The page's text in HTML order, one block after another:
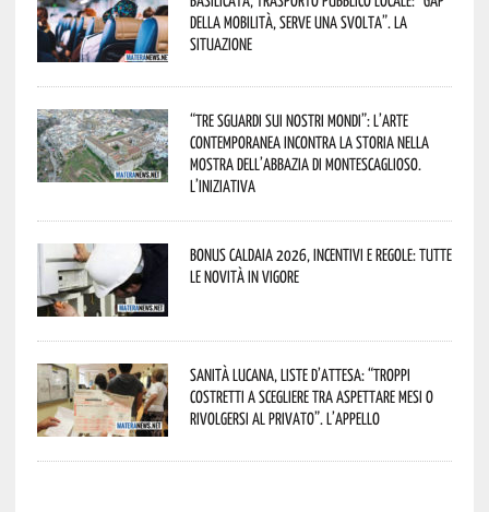
della mobilità, serve una svolta”. La
situazione
“Tre Sguardi sui Nostri Mondi”: l’arte
contemporanea incontra la storia nella
mostra dell’Abbazia di Montescaglioso.
L’iniziativa
Bonus caldaia 2026, incentivi e regole: tutte
le novità in vigore
Sanità lucana, liste d’attesa: “Troppi
costretti a scegliere tra aspettare mesi o
rivolgersi al privato”. L’appello